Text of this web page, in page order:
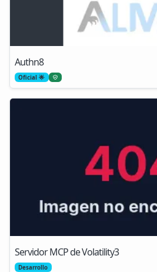
Authn8
Oficial 🌟
Servidor MCP de Volatility3
Desarrollo